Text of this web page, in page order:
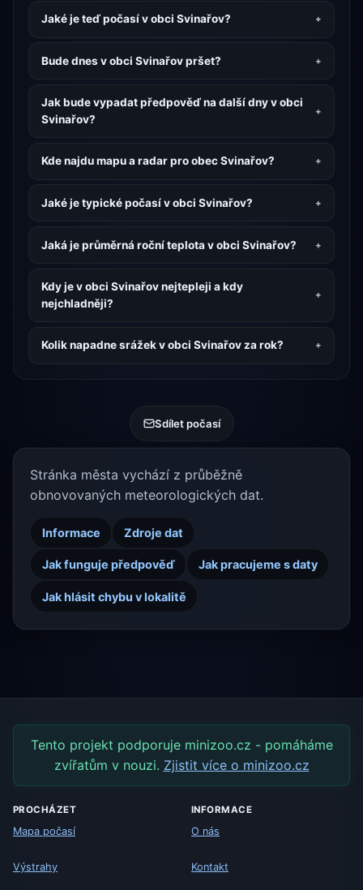
Jaké je teď počasí v obci Svinařov?
Bude dnes v obci Svinařov pršet?
Jak bude vypadat předpověď na další dny v obci
Svinařov?
Kde najdu mapu a radar pro obec Svinařov?
Jaké je typické počasí v obci Svinařov?
Jaká je průměrná roční teplota v obci Svinařov?
Kdy je v obci Svinařov nejtepleji a kdy
nejchladněji?
Kolik napadne srážek v obci Svinařov za rok?
Sdílet počasí
Stránka města vychází z průběžně
obnovovaných meteorologických dat.
Informace Zdroje dat
Jak funguje předpověď Jak pracujeme s daty
Jak hlásit chybu v lokalitě
Tento projekt podporuje minizoo.cz - pomáháme
zvířatům v nouzi. Zjistit více o minizoo.cz
PROCHÁZET
Mapa počasí
Výstrahy
INFORMACE
O nás
Kontakt